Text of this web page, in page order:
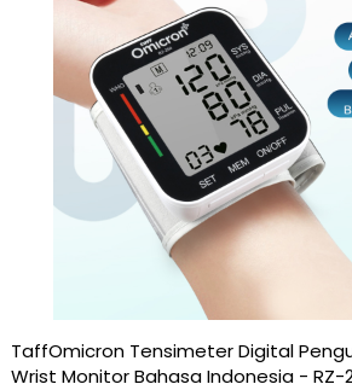
TaffOmicron Tensimeter Digital
Wrist Monitor Bahasa Indonesia - RZ-